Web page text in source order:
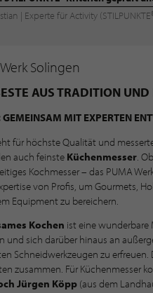
| Experte für Activity
Solingen
AUS TRADITION UND
GEMEINSAM MIT EXPERTEN
für höchste Qualität und
auch feinste Küchenmesser. Ob
Kochmesser – das PUMA
von Profis, um Gourmets,
Equipment zu bereichern.
Kochen ist eine
und sich darüber hinaus an
Schneidwerkzeugen zu
zusammen. Für Küchenmesser
Jürgen Köpp(aus dem